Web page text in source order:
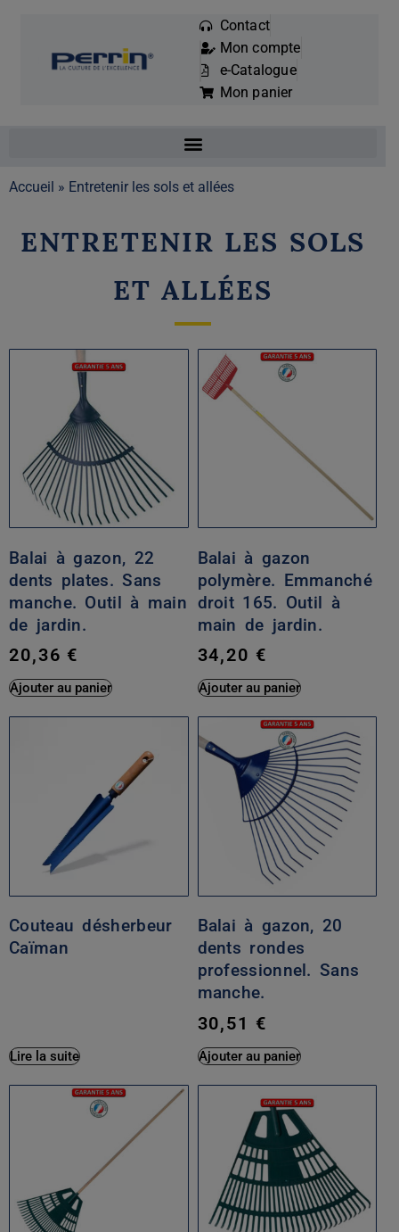
Mots
clés
:
Contact
Mon compte
e-Catalogue
Mon panier
Accueil » Entretenir les sols et allées
ENTRETENIR LES SOLS
ET ALLÉES
Balai à gazon, 22
dents plates. Sans
manche. Outil à main
de jardin.
20,36 €
Ajouter au panier
Balai à gazon
polymère. Emmanché
droit 165. Outil à
main de jardin.
34,20 €
Ajouter au panier
Couteau désherbeur
Caïman
Lire la suite
Balai à gazon, 20
dents rondes
professionnel. Sans
manche.
30,51 €
Ajouter au panier